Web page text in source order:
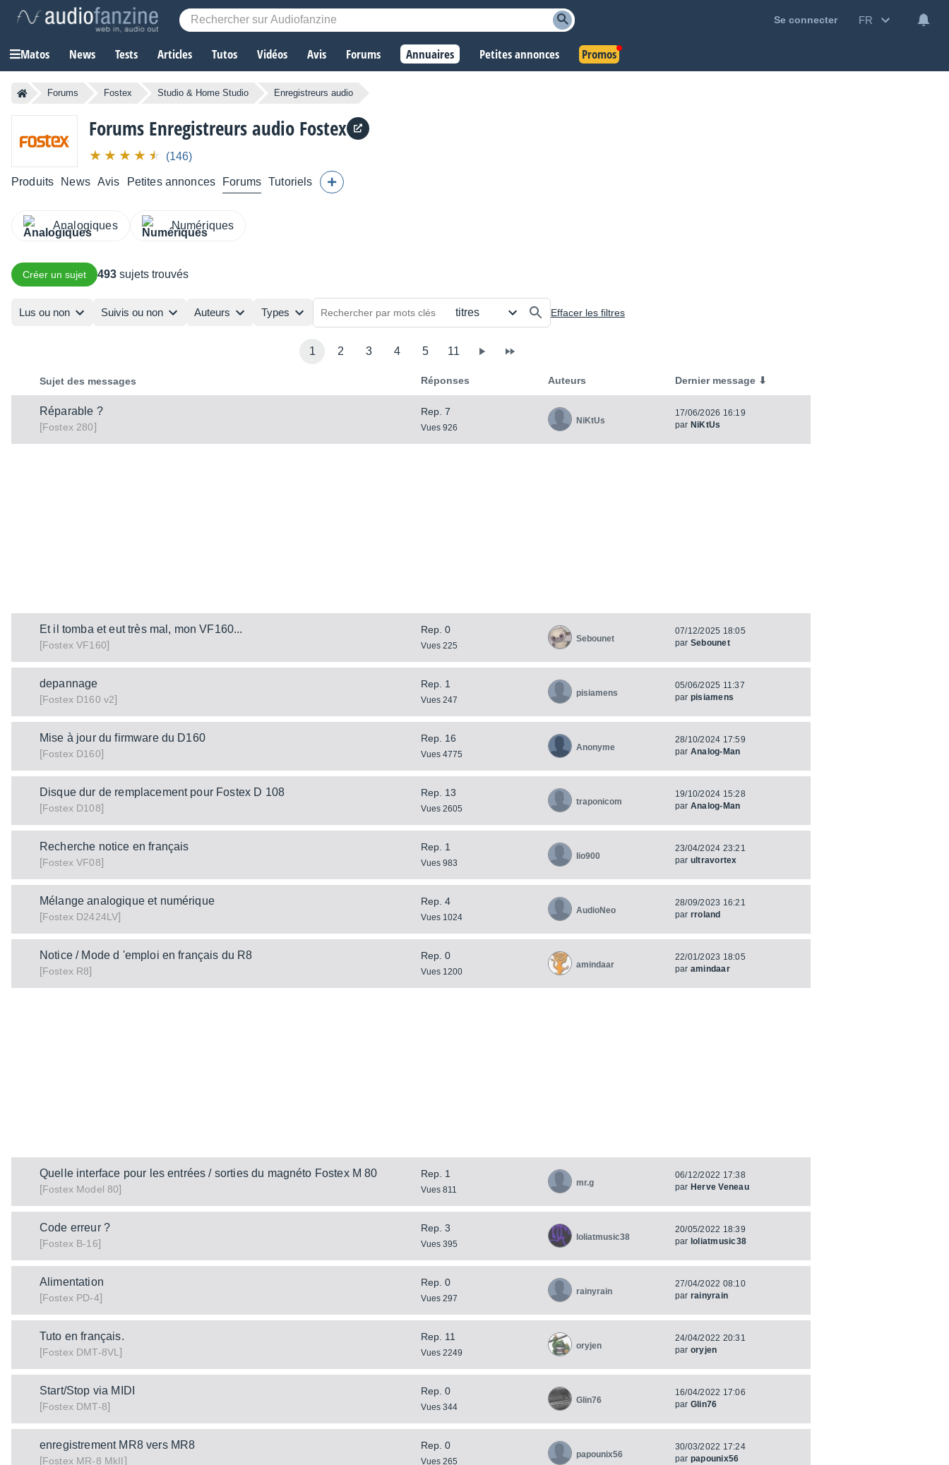
Se connecter FR
Matos News Tests Articles Tutos Vidéos Avis Forums Annuaires Petites annonces Promos
Forums Fostex Studio & Home Studio Enregistreurs audio
Forums Enregistreurs audio Fostex
(146)
Produits News Avis Petites annonces Forums Tutoriels
Analogiques Numériques
Créer un sujet 493 sujets trouvés
Lus ou non Suivis ou non Auteurs Types Effacer les filtres
1 2 3 4 5 11
Sujet des messages Réponses Auteurs Dernier message ⬇
Réparable ?
[Fostex280]
Rep. 7
Vues 926
NiKtUs
17/06/2026 16:19
par NiKtUs
Et il tomba et eut très mal, mon VF160...
[FostexVF160]
Rep. 0
Vues 225
Sebounet
07/12/2025 18:05
par Sebounet
depannage
[FostexD160 v2]
Rep. 1
Vues 247
pisiamens
05/06/2025 11:37
par pisiamens
Mise à jour du firmware du D160
[FostexD160]
Rep. 16
Vues 4775
Anonyme
28/10/2024 17:59
par Analog-Man
Disque dur de remplacement pour Fostex D 108
[FostexD108]
Rep. 13
Vues 2605
traponicom
19/10/2024 15:28
par Analog-Man
Recherche notice en français
[FostexVF08]
Rep. 1
Vues 983
lio900
23/04/2024 23:21
par ultravortex
Mélange analogique et numérique
[FostexD2424LV]
Rep. 4
Vues 1024
AudioNeo
28/09/2023 16:21
par rroland
Notice / Mode d 'emploi en français du R8
[FostexR8]
Rep. 0
Vues 1200
amindaar
22/01/2023 18:05
par amindaar
Quelle interface pour les entrées / sorties du magnéto Fostex M 80
[FostexModel 80]
Rep. 1
Vues 811
mr.g
06/12/2022 17:38
par Herve Veneau
Code erreur ?
[FostexB-16]
Rep. 3
Vues 395
loliatmusic38
20/05/2022 18:39
par loliatmusic38
Alimentation
[FostexPD-4]
Rep. 0
Vues 297
rainyrain
27/04/2022 08:10
par rainyrain
Tuto en français.
[FostexDMT-8VL]
Rep. 11
Vues 2249
oryjen
24/04/2022 20:31
par oryjen
Start/Stop via MIDI
[FostexDMT-8]
Rep. 0
Vues 344
Glin76
16/04/2022 17:06
par Glin76
enregistrement MR8 vers MR8
[FostexMR-8 MkII]
Rep. 0
Vues 265
papounix56
30/03/2022 17:24
par papounix56